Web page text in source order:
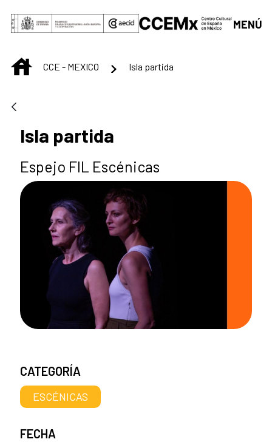
Saltar al contenido principal
MENÚ
INICIOCCE - MEXICO Isla partida
Isla partida
Espejo FIL Escénicas
CATEGORÍA
ESCÉNICAS
FECHA